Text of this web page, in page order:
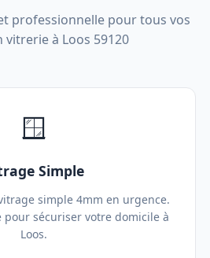
professionnelle pour tous vos
vitrerie à Loos 59120
🪟
Simple
simple 4mm en urgence.
sécuriser votre domicile à
Loos.